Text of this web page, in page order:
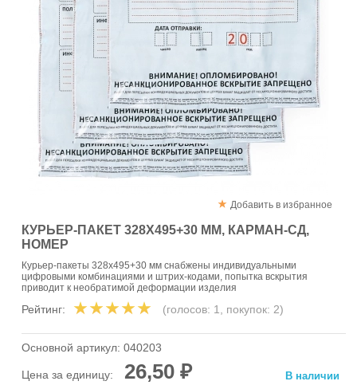
Добавить в избранное
КУРЬЕР-ПАКЕТ 328Х495+30 ММ, КАРМАН-СД,
НОМЕР
Курьер-пакеты 328х495+30 мм снабжены индивидуальными
цифровыми комбинациями и штрих-кодами, попытка вскрытия
приводит к необратимой деформации изделия
Рейтинг: (голосов: 1, покупок: 2)
Основной артикул: 040203
Цена за единицу: 26,50 ₽ В наличии